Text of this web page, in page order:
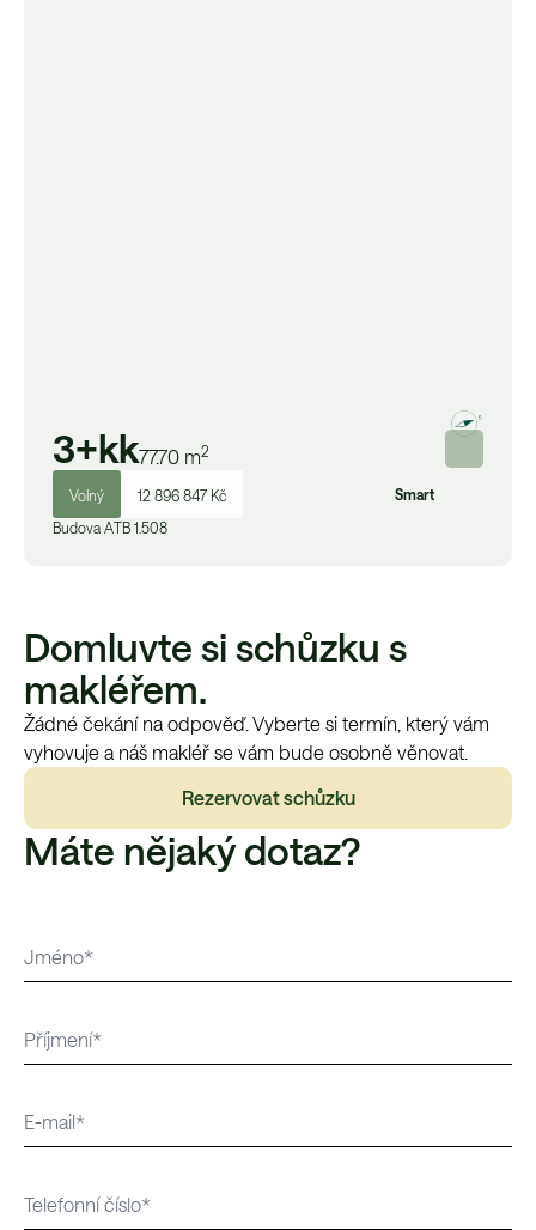
3+kk77.70 m2
Volný 12 896 847 Kč
Smart
Budova ATB 1.508
Domluvte si schůzku s
makléřem.
Žádné čekání na odpověď. Vyberte si termín, který vám
vyhovuje a náš makléř se vám bude osobně věnovat.
Rezervovat schůzku
Máte nějaký dotaz?